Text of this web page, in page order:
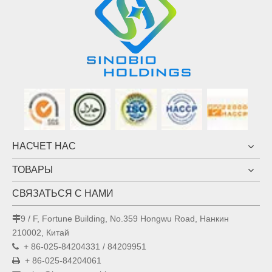
НАСЧЕТ НАС
ТОВАРЫ
СВЯЗАТЬСЯ С НАМИ
9 / F, Fortune Building, No.359 Hongwu Road, Нанкин
210002, Китай
 + 86-025-84204331 / 84209951
 + 86-025-84204061